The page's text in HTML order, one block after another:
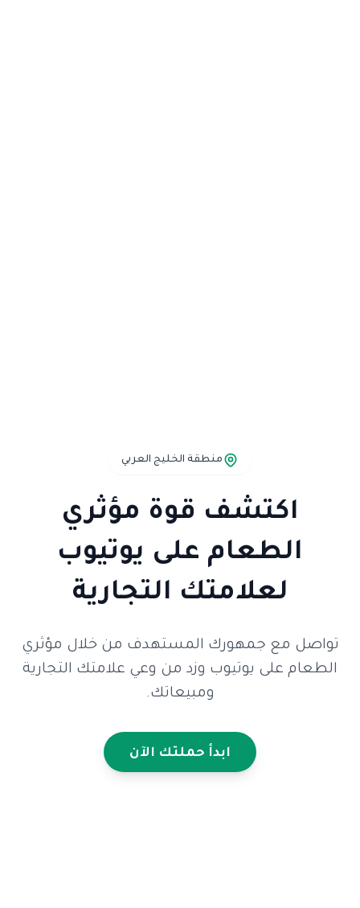
منطقة الخليج العربي
اكتشف قوة مؤثري
الطعام على يوتيوب
لعلامتك التجارية
تواصل مع جمهورك المستهدف من خلال مؤثري
الطعام على يوتيوب وزد من وعي علامتك التجارية
ومبيعاتك.
ابدأ حملتك الآن